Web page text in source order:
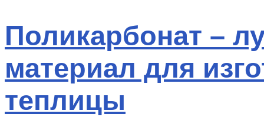
Поликарбонат –
материал для
теплицы